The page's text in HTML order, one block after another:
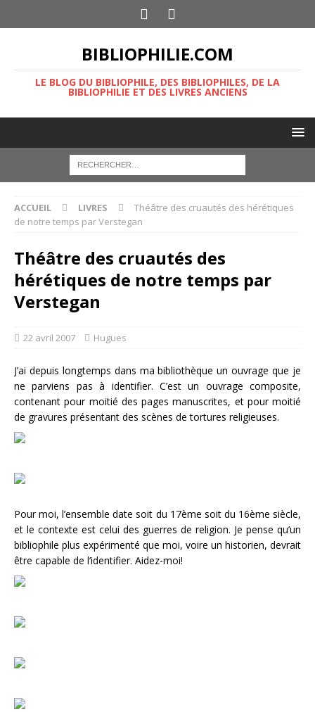
BIBLIOPHILIE.COM
LE BLOG DU BIBLIOPHILE, DES BIBLIOPHILES, DE LA
BIBLIOPHILIE ET DES LIVRES ANCIENS
ACCUEIL LIVRES
Théâtre des cruautés des hérétiques
de notre temps par Verstegan
Théâtre des cruautés des
hérétiques de notre temps par
Verstegan
22 avril 2007 Hugues
J’ai depuis longtemps dans ma bibliothèque un ouvrage que je
ne parviens pas à identifier. C’est un ouvrage composite,
contenant pour moitié des pages manuscrites, et pour moitié
de gravures présentant des scènes de tortures religieuses.
Pour moi, l’ensemble date soit du 17ème soit du 16ème siècle,
et le contexte est celui des guerres de religion. Je pense qu’un
bibliophile plus expérimenté que moi, voire un historien, devrait
être capable de l’identifier. Aidez-moi!